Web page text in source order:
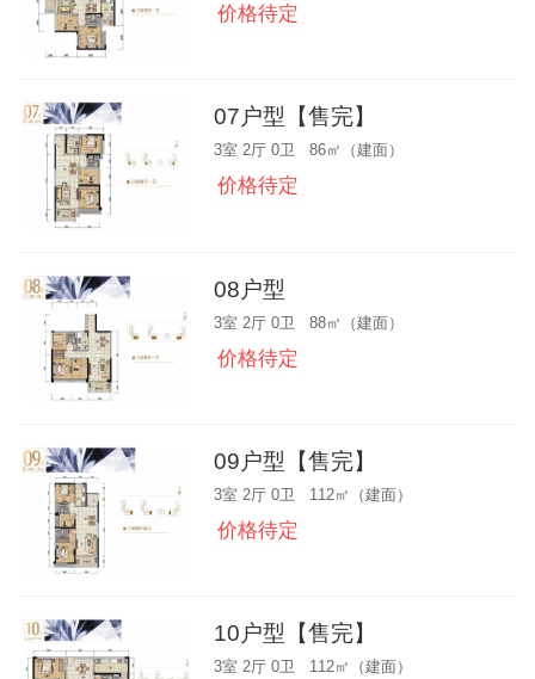
价格待定
07户型【售完】
3室 2厅 0卫 86㎡（建面）
价格待定
08户型
3室 2厅 0卫 88㎡（建面）
价格待定
09户型【售完】
3室 2厅 0卫 112㎡（建面）
价格待定
10户型【售完】
3室 2厅 0卫 112㎡（建面）